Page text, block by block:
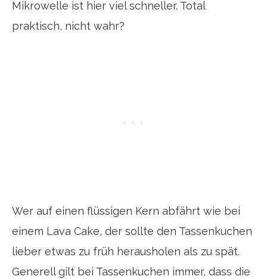
Mikrowelle ist hier viel schneller. Total
praktisch, nicht wahr?
Wer auf einen flüssigen Kern abfährt wie bei
einem Lava Cake, der sollte den Tassenkuchen
lieber etwas zu früh herausholen als zu spät.
Generell gilt bei Tassenkuchen immer, dass die